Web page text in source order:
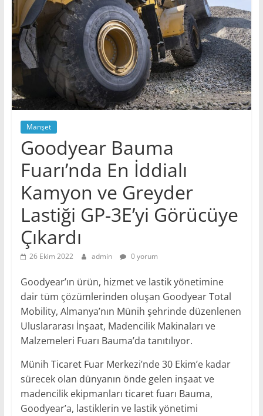
Manşet
Goodyear Bauma
Fuarı’nda En İddialı
Kamyon ve Greyder
Lastiği GP-3E’yi Görücüye
Çıkardı
26 Ekim 2022 admin 0 yorum
Goodyear’ın ürün, hizmet ve lastik yönetimine
dair tüm çözümlerinden oluşan Goodyear Total
Mobility, Almanya’nın Münih şehrinde düzenlenen
Uluslararası İnşaat, Madencilik Makinaları ve
Malzemeleri Fuarı Bauma’da tanıtılıyor.
Münih Ticaret Fuar Merkezi’nde 30 Ekim’e kadar
sürecek olan dünyanın önde gelen inşaat ve
madencilik ekipmanları ticaret fuarı Bauma,
Goodyear’a, lastiklerin ve lastik yönetimi